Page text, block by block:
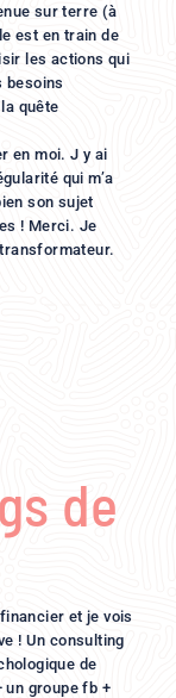
sur terre (à
est en train de
les actions qui
besoins
quête
en moi. J y ai
qui m’a
son sujet
! Merci. Je
de
et je vois
! Un consulting
de
un groupe fb +